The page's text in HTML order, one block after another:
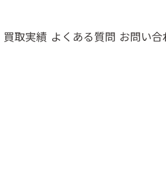
買取実績 よくある質問 お問い合